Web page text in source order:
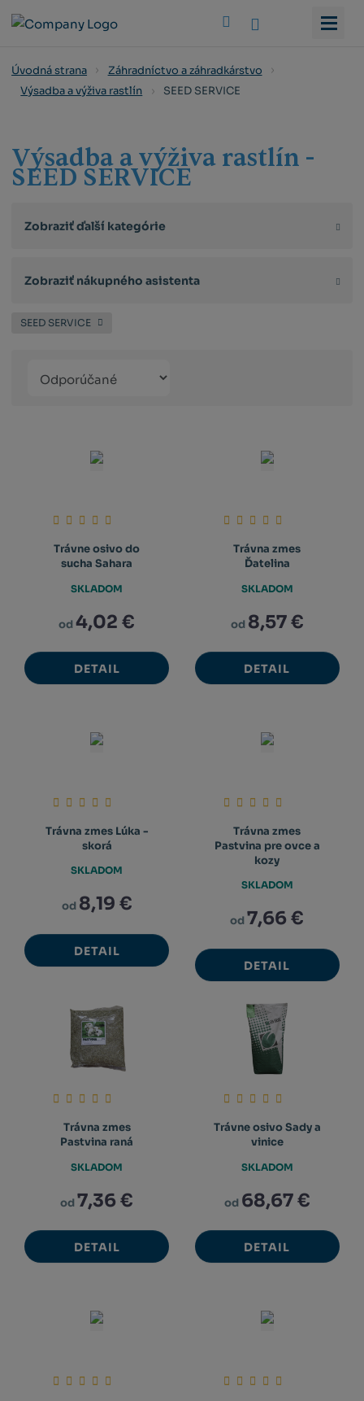
Úvodná strana
Záhradníctvo a záhradkárstvo
Výsadba a výživa rastlín
SEED SERVICE
Výsadba a výživa rastlín -
SEED SERVICE
Zobraziť ďalší kategórie
Zobraziť nákupného asistenta
SEED SERVICE
produktů
Trávne osivo do
sucha Sahara
od4,02 €
DETAIL
SKLADOM
Trávna zmes
Ďatelina
od 8,57 €
DETAIL
SKLADOM
Trávna zmes Lúka -
skorá
od 8,19 €
DETAIL
SKLADOM
Trávna zmes
Pastvina pre ovce a
kozy
od 7,66 €
DETAIL
SKLADOM
Trávna zmes
Pastvina raná
od7,36 €
DETAIL
SKLADOM
Trávne osivo Sady a
vinice
od 68,67 €
DETAIL
SKLADOM